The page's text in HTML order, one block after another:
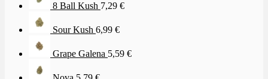
8 Ball Kush 7,29 €
Sour Kush 6,99 €
Grape Galena 5,59 €